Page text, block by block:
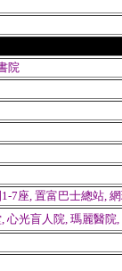
院
7座, 置富巴士總站,
心光盲人院, 瑪麗醫